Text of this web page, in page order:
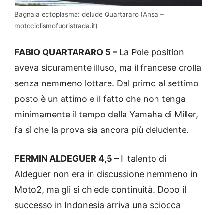
Bagnaia ectoplasma: delude Quartararo (Ansa –
motociclismofuoristrada.it)
FABIO QUARTARARO 5 – La Pole position
aveva sicuramente illuso, ma il francese crolla
senza nemmeno lottare. Dal primo al settimo
posto è un attimo e il fatto che non tenga
minimamente il tempo della Yamaha di Miller,
fa sì che la prova sia ancora più deludente.
FERMIN ALDEGUER 4,5 – Il talento di
Aldeguer non era in discussione nemmeno in
Moto2, ma gli si chiede continuità. Dopo il
successo in Indonesia arriva una sciocca